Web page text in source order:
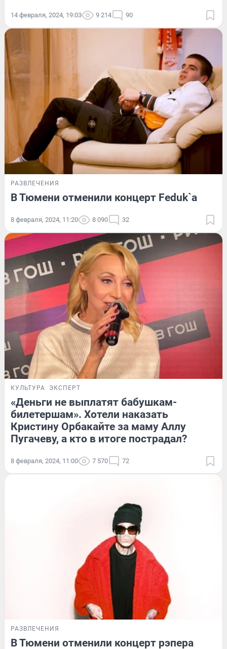
14 февраля, 2024, 19:03 9 214 90
РАЗВЛЕЧЕНИЯ
В Тюмени отменили концерт Feduk`а
8 февраля, 2024, 11:20 8 090 32
КУЛЬТУРА ЭКСПЕРТ
«Деньги не выплатят бабушкам-
билетершам». Хотели наказать
Кристину Орбакайте за маму Аллу
Пугачеву, а кто в итоге пострадал?
8 февраля, 2024, 11:00 7 570 72
РАЗВЛЕЧЕНИЯ
В Тюмени отменили концерт рэпера